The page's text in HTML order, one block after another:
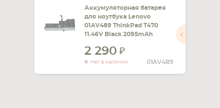
Аккумуляторная батарея
для ноутбука Lenovo
01AV489 ThinkPad T470
11.46V Black 2095mAh
2 290
Нет в наличии 01AV489